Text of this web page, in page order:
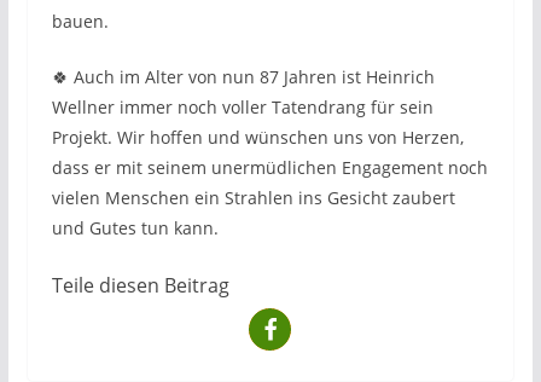
bauen.
🍀 Auch im Alter von nun 87 Jahren ist Heinrich
Wellner immer noch voller Tatendrang für sein
Projekt. Wir hoffen und wünschen uns von Herzen,
dass er mit seinem unermüdlichen Engagement noch
vielen Menschen ein Strahlen ins Gesicht zaubert
und Gutes tun kann.
Teile diesen Beitrag